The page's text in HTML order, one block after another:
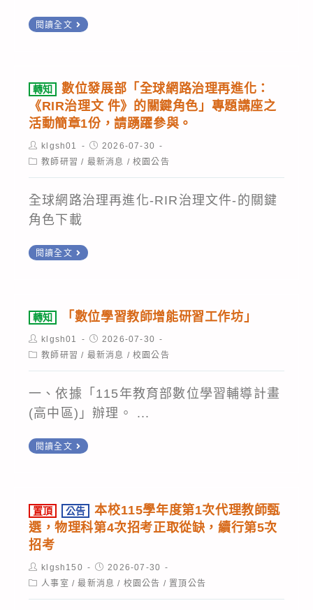
行
資
料
更
新
及
公
告。
教
育
部
所
高
級
等
數
學
推
動
公
1
生
式
AI
與
閱讀全文
團
法
人
台
灣
E
化
分
理
協
會
訂
於
115
8
日
(星
五)
舉
轉知
數位發展部「全球網路治理再進化：
《RIR治理文 件》的關鍵角色」專題講座之
活動簡章1份，請踴躍參與。
Post
author:
klgsh01
Post
published:
2026-07-30
Post教師研習 / 最新消息 / 校園公告
全球網路治理再進化-RIR治理文件-的關鍵
角色下載
閱讀全文
位
展
部
「全
球
路
再
進
《RIR
治
理
轉知 「數位學習教師增能研習工作坊」
Post
author:
klgsh01
Post
published:
2026-07-30
Post教師研習 / 最新消息 / 校園公告
一、依據「115年教育部數位學習輔導計畫
(高中區)」辦理。 ...
閱讀全文
位
學
教
師
增
置頂 公告
本校115學年度第1次代理教師甄
選，物理科第4次招考正取從缺，續行第5次
招考
Post
author:
klgsh150
Post
published:
2026-07-30
Post人事室 / 最新消息 / 校園公告 / 置頂公告